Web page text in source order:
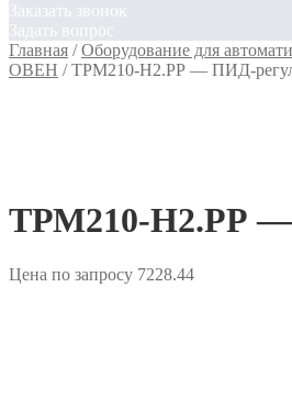
Заказать звонок
Задать вопрос
Главная /Оборудование для
ОВЕН /ТРМ210-Н2.РР — ПИД-
ТРМ210-Н2.РР —
Цена по запросу 7228.44